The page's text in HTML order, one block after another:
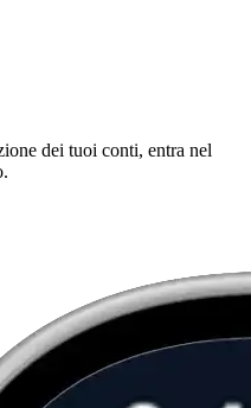
dei tuoi conti, entra nel